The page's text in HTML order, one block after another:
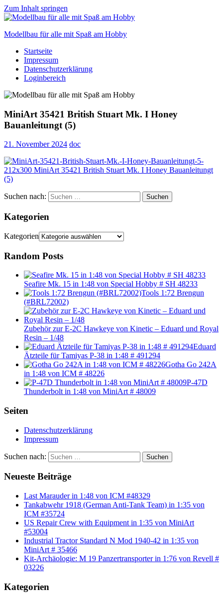
Zum Inhalt springen
Modellbau für alle mit Spaß am Hobby
Scale
modelling
to
Startseite
Impressum
Datenschutzerklärung
Loginbereich
MiniArt 35421 British Stuart Mk. I Honey
Bauanleitungt (5)
21. November 2024 doc
Suchen nach: Suchen
Kategorien
Kategorien
Random Posts
Seafire Mk. 15 in 1:48 von Special Hobby # SH 48233
Tools 1:72 Brengun
(#BRL72002)
Zubehör zur E-2C Hawkeye von Kinetic – Eduard und Royal
Resin – 1/48
Eduard
Ätzteile für Tamiyas P-38 in 1:48 # 491294
Gotha Go 242A
in 1:48 von ICM # 48226
P-47D
Thunderbolt in 1:48 von MiniArt # 48009
Seiten
Datenschutzerklärung
Impressum
Suchen nach: Suchen
Neueste Beiträge
Last Marauder in 1:48 von ICM #48329
Tankabwehr 1918 (German Anti-Tank Team) in 1:35 von
ICM #35724
US Repair Crew with Equipment in 1:35 von MiniArt
#53004
Industrial Tractor Standard N Mod 1940-42 in 1:35 von
MiniArt # 35466
Kit-Archäologie: M 19 Panzertransporter in 1:76 von Revell #
03226
Kategorien